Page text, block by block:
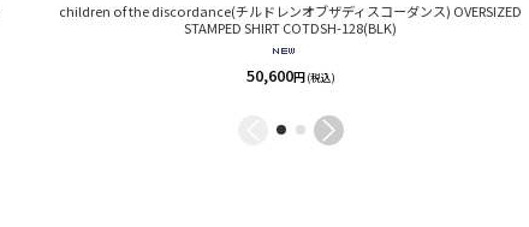
children of the discordance(チルドレンオブザディスコーダンス) OVERSIZED
STAMPED SHIRT COTDSH-128(BLK)
50,600円(税込)